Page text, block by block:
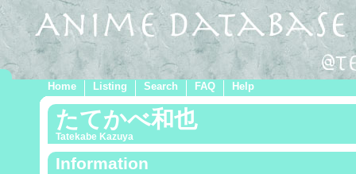
Home Listing Search FAQ Help
たてかべ和也
Tatekabe Kazuya
Information